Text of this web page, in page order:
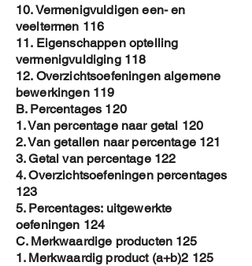
10. Vermenigvuldigen een- en
veeltermen 116
11. Eigenschappen optelling
vermenigvuldiging 118
12. Overzichtsoefeningen algemene
bewerkingen 119
B. Percentages 120
1. Van percentage naar getal 120
2. Van getallen naar percentage 121
3. Getal van percentage 122
4. Overzichtsoefeningen percentages
123
5. Percentages: uitgewerkte
oefeningen 124
C. Merkwaardige producten 125
1. Merkwaardig product (a+b)2 125